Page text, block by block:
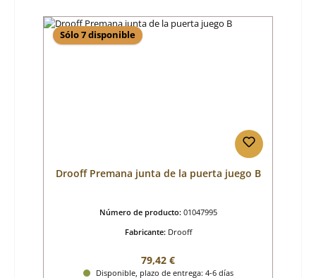
Sólo 7 disponible
Drooff Premana junta de la puerta juego B
Número de producto: 01047995
Fabricante: Drooff
Precio normal:
79,42 €
Disponible, plazo de entrega: 4-6 días